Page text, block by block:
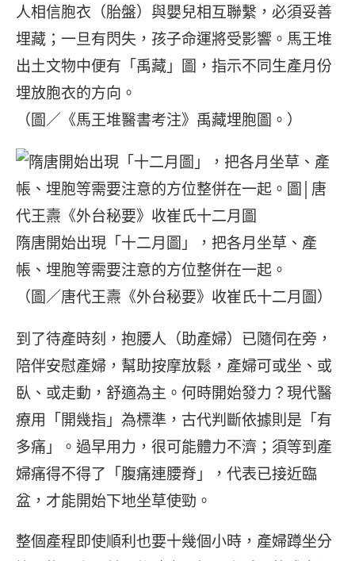
人相信胞衣（胎盤）與嬰兒相互聯繫，必須妥善
埋藏；一旦有閃失，孩子命運將受影響。馬王堆
出土文物中便有「禹藏」圖，指示不同生產月份
埋放胞衣的方向。
（圖／《馬王堆醫書考注》禹藏埋胞圖。）
隋唐開始出現「十二月圖」，把各月坐草、產
帳、埋胞等需要注意的方位整併在一起。
（圖／唐代王燾《外台秘要》收崔氏十二月圖）
到了待產時刻，抱腰人（助產婦）已隨伺在旁，
陪伴安慰產婦，幫助按摩放鬆，產婦可或坐、或
臥、或走動，舒適為主。何時開始發力？現代醫
療用「開幾指」為標準，古代判斷依據則是「有
多痛」。過早用力，很可能體力不濟；須等到產
婦痛得不得了「腹痛連腰脊」，代表已接近臨
盆，才能開始下地坐草使勁。
整個產程即使順利也要十幾個小時，產婦蹲坐分